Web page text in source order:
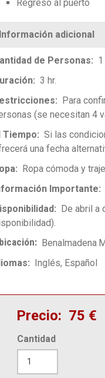
Regreso al puerto
de Personas
3 hr.
Para
(se necesitan 4
Tiempo
Si las
una fecha
Ropa cómoda y
Importante
De abril a
Benalmadena
Inglés Español
Precio 75 €
Cantidad